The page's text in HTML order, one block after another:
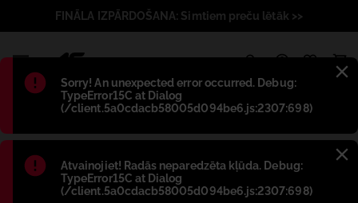
Błąd:
Sorry! An unexpected error occurred. Debug:
TypeError15C at Dialog
(/client.5a0cdacb58005d094be6.js:2307:698)
Błąd:
Atvainojiet! Radās neparedzēta kļūda. Debug:
TypeError15C at Dialog
(/client.5a0cdacb58005d094be6.js:2307:698)
FINĀLA IZPĀRDOŠANA: Simtiem preču lētāk >>